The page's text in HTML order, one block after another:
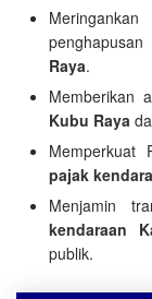
penghapusan
Raya.
Memberikan
Kubu Raya
Memperkuat
pajak
Menjamin
kendaraan
publik.